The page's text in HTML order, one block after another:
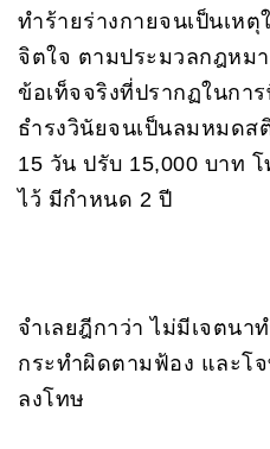
ทำร้ายร่างกายจนเป็นเห
จิตใจ ตามประมวลกฎหม
ข้อเท็จจริงที่ปรากฏในกา
ธำรงวินัยจนเป็นลมหมดส
15 วัน ปรับ 15,000 บาท
ไว้ มีกำหนด 2 ปี
จำเลยฎีกาว่า ไม่มีเจตนา
กระทำผิดตามฟ้อง และโ
ลงโทษ